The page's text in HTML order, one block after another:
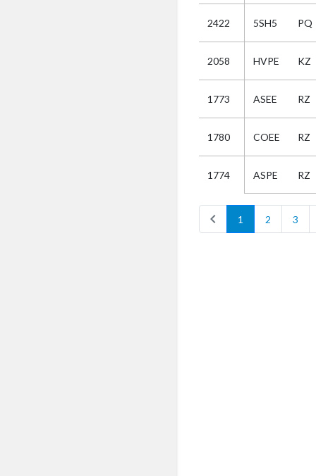
2422 5SH5 PQ
2058 HVPE KZ
1773 ASEE RZ
1780 COEE RZ
1774 ASPE RZ
chevron_left 1 2 3